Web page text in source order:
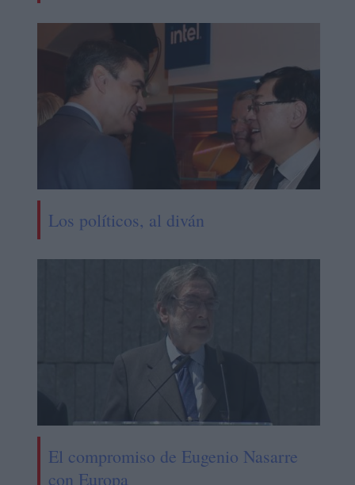
Los políticos, al diván
El compromiso de Eugenio Nasarre
con Europa